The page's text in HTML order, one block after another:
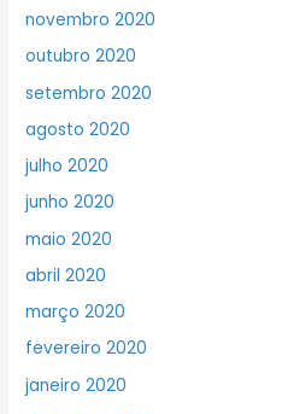
novembro 2020
outubro 2020
setembro 2020
agosto 2020
julho 2020
junho 2020
maio 2020
abril 2020
março 2020
fevereiro 2020
janeiro 2020